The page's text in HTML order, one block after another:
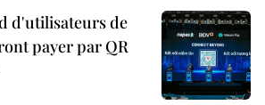
d'utilisateurs de
payer par QR